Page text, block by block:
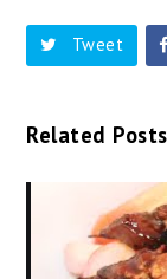
Tweet
Related Posts